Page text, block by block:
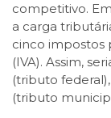
competitivo.
a carga
cinco impostos
(IVA). Assim,
(tributo
(tributo